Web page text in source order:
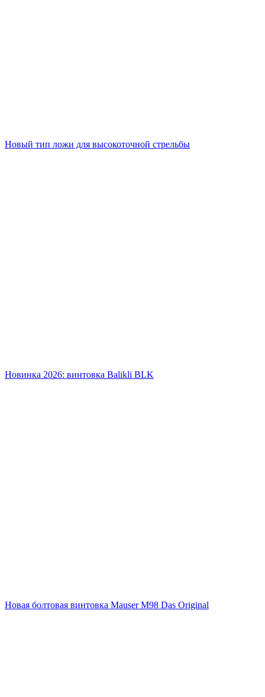
Новый тип ложи для высокоточной стрельбы
Новинка 2026: винтовка Balikli BLK
Новая болтовая винтовка Mauser M98 Das Original